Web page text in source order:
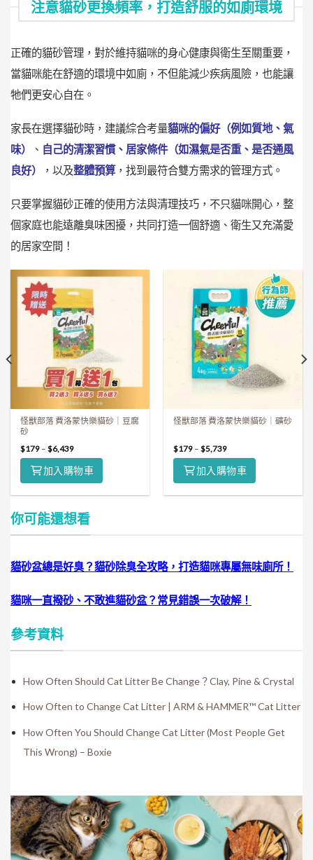
注意貓砂更換頻率，打造舒服的如廁環境
正確的貓砂管理，對於維持貓咪的身心健康與衛生至關重要，
當貓咪能在舒適的環境中如廁，不但能減少疾病風險，也能讓
牠們更安心自在。
家長在選擇貓砂時，建議綜合考量貓咪的偏好（例如質地、氣
味）
、 自己的清潔習慣、居家條件（如濕氣是否重、是否通風
良好）
，以及整體預算，找到最符合雙方需求的管理方式。
只要掌握貓砂正確的使用方法與清理技巧，不只貓咪開心，整
個家庭也能遠離臭味困擾，共同打造一個舒適、衛生又充滿愛
的居家空間！
怪獸部落 費洛蒙快樂貓砂｜豆腐
砂
$179 –$6,439
加入購物車
怪獸部落 費洛蒙快樂貓砂｜礦砂
$179 –$5,739
加入購物車
你可能還想看
貓砂盆總是好臭？貓砂除臭全攻略，打造貓咪專屬無味廁所！
貓咪一直撥砂、不敢進貓砂盆？常見錯誤一次破解！
參考資料
How Often Should Cat Litter Be Change？Clay, Pine & Crystal
How Often to Change Cat Litter | ARM & HAMMER™ Cat Litter
How Often You Should Change Cat Litter (Most People Get
This Wrong) – Boxie